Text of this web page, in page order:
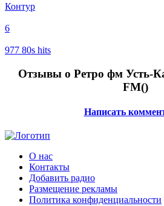
Контур
6
977 80s hits
Отзывы о Ретро фм Усть-
FM()
Написать
О нас
Контакты
Добавить радио
Размещение рекламы
Политика конфиденциальности